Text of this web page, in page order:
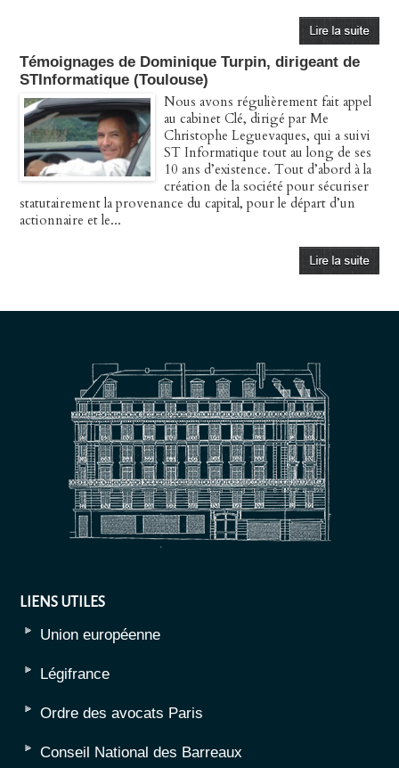
Témoignages de Dominique Turpin, dirigeant de
STInformatique (Toulouse)
Nous avons régulièrement fait appel
au cabinet Clé, dirigé par Me
Christophe Leguevaques, qui a suivi
ST Informatique tout au long de ses
10 ans d’existence. Tout d’abord à la
création de la société pour sécuriser
statutairement la provenance du capital, pour le départ d’un
actionnaire et le...
LIENS UTILES
Union européenne
Légifrance
Ordre des avocats Paris
Conseil National des Barreaux